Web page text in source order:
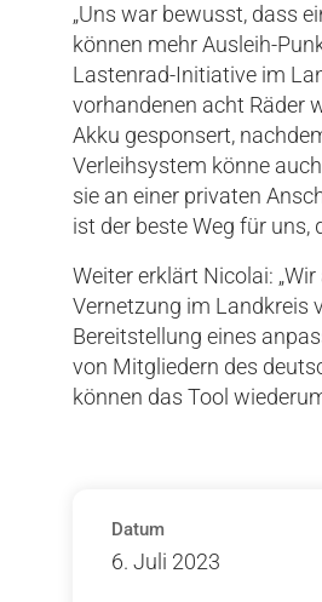
„Uns war bewusst, dass
können mehr Ausleih-
Lastenrad-Initiative im
vorhandenen acht Räder
Akku gesponsert,
Verleihsystem könne
sie an einer privaten
ist der beste Weg für uns,
Weiter erklärt Nicolai:
Vernetzung im Landkreis
Bereitstellung eines
von Mitgliedern des
können das Tool
Datum
6. Juli 2023